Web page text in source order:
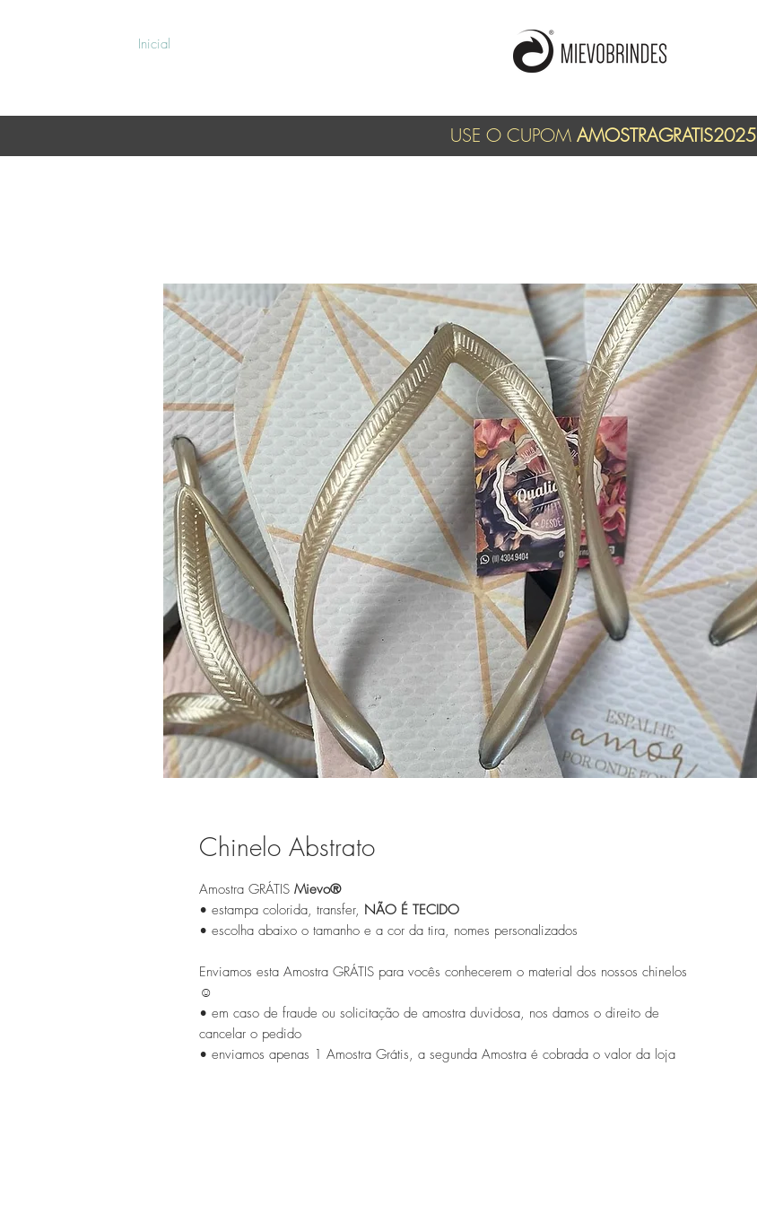
Inicial
USE O CUPOM AMOSTRAGRATIS2025
Chinelo Abstrato
Amostra GRÁTIS Mievo®
• estampa colorida, transfer, NÃO É TECIDO
• escolha abaixo o tamanho e a cor da tira, nomes personalizados
Enviamos esta Amostra GRÁTIS para vocês conhecerem o material dos nossos chinelos
☺
• em caso de fraude ou solicitação de amostra duvidosa, nos damos o direito de
cancelar o pedido
• enviamos apenas 1 Amostra Grátis, a segunda Amostra é cobrada o valor da loja